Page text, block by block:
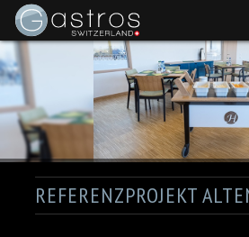
REFERENZPROJEKT